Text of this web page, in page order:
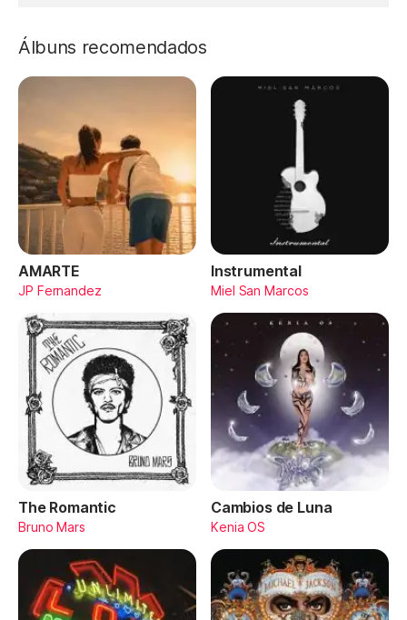
Álbuns recomendados
AMARTE
JP Fernandez
Instrumental
Miel San Marcos
The Romantic
Bruno Mars
Cambios de Luna
Kenia OS